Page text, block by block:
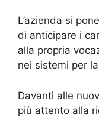
L’azienda si
di anticipare i
alla propria
nei sistemi per
Davanti alle
più attento alla